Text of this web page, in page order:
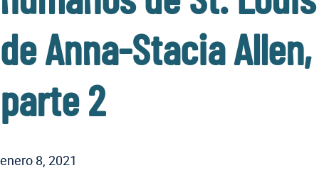
de Anna-Stacia Allen,
parte 2
enero 8, 2021